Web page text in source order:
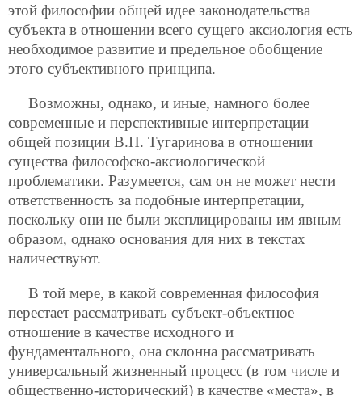
этой философии общей идее законодательства
субъекта в отношении всего сущего аксиология есть
необходимое развитие и предельное обобщение
этого субъективного принципа.
Возможны, однако, и иные, намного более
современные и перспективные интерпретации
общей позиции В.П. Тугаринова в отношении
существа философско-аксиологической
проблематики. Разумеется, сам он не может нести
ответственность за подобные интерпретации,
поскольку они не были эксплицированы им явным
образом, однако основания для них в текстах
наличествуют.
В той мере, в какой современная философия
перестает рассматривать субъект-объектное
отношение в качестве исходного и
фундаментального, она склонна рассматривать
универсальный жизненный процесс (в том числе и
общественно-исторический) в качестве «места», в